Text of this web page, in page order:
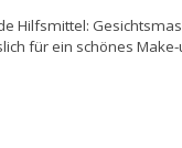
Hilfsmittel:
für ein schönes Make-